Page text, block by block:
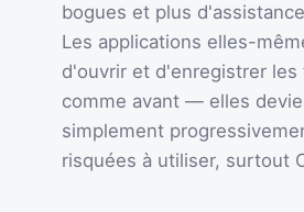
bogues et plus
Les applications elles-
d'ouvrir et d'enregistrer les
comme avant — elles
simplement
risquées à utiliser, surtout